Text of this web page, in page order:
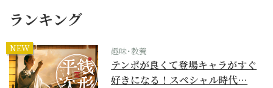
ランキング
NEW 趣味･教養
テンポが良くて登場キャラがすぐ
好きになる！スペシャル時代…